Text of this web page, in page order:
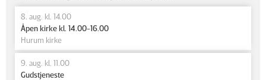
8. aug. kl. 14.00
Åpen kirke kl. 14.00-16.00
Hurum kirke
9. aug. kl. 11.00
Gudstjeneste